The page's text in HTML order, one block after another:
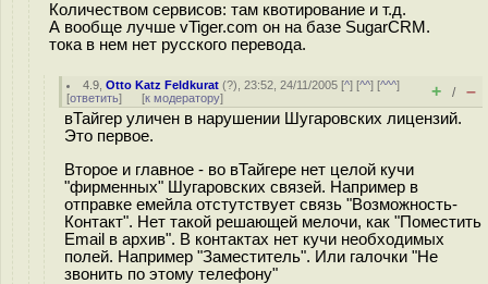
Количеством сервисов: там квотирование и т.д.
А вообще лучше vTiger.com он на базе SugarCRM.
тока в нем нет русского перевода.
4.9 ,Otto Katz Feldkurat (?), 23:52, 24/11/2005 [^] [^^] [^^^]
[ответить] [к модератору] + / –
вТайгер уличен в нарушении Шугаровских лицензий.
Это первое.
Второе и главное - во вТайгере нет целой кучи
"фирменных" Шугаровских связей. Например в
отправке емейла отстутствует связь "Возможность-
Контакт". Нет такой решающей мелочи, как "Поместить
Email в архив". В контактах нет кучи необходимых
полей. Например "Заместитель". Или галочки "Не
звонить по этому телефону"